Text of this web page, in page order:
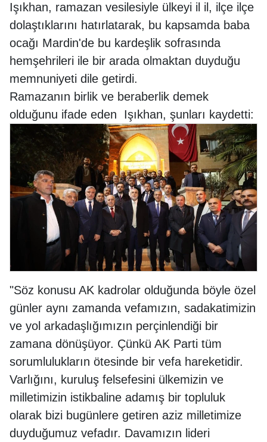
Işıkhan, ramazan vesilesiyle ülkeyi il il, ilçe ilçe
dolaştıklarını hatırlatarak, bu kapsamda baba
ocağı Mardin'de bu kardeşlik sofrasında
hemşehrileri ile bir arada olmaktan duyduğu
memnuniyeti dile getirdi.
Ramazanın birlik ve beraberlik demek
olduğunu ifade eden Işıkhan, şunları kaydetti:
"Söz konusu AK kadrolar olduğunda böyle özel
günler aynı zamanda vefamızın, sadakatimizin
ve yol arkadaşlığımızın perçinlendiği bir
zamana dönüşüyor. Çünkü AK Parti tüm
sorumlulukların ötesinde bir vefa hareketidir.
Varlığını, kuruluş felsefesini ülkemizin ve
milletimizin istikbaline adamış bir topluluk
olarak bizi bugünlere getiren aziz milletimize
duyduğumuz vefadır. Davamızın lideri